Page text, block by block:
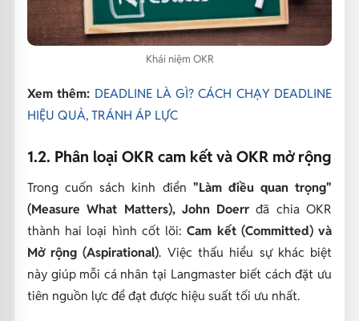
Khái niệm OKR
Xem thêm: DEADLINE LÀ GÌ? CÁCH CHẠY DEADLINE
HIỆU QUẢ, TRÁNH ÁP LỰC
1.2. Phân loại OKR cam kết và OKR mở rộng
Trong cuốn sách kinh điển "Làm điều quan trọng"
(Measure What Matters), John Doerr đã chia OKR
thành hai loại hình cốt lõi: Cam kết (Committed) và
Mở rộng (Aspirational). Việc thấu hiểu sự khác biệt
này giúp mỗi cá nhân tại Langmaster biết cách đặt ưu
tiên nguồn lực để đạt được hiệu suất tối ưu nhất.